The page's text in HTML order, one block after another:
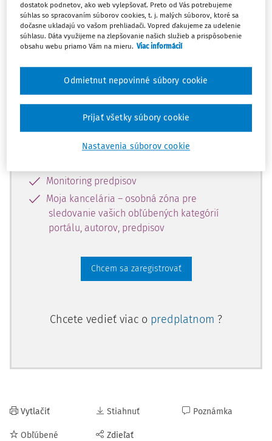
Celý odborný obsah z tejto oblasti je
dostupný predplatiteľom portálu.
obsahu a získajte prístup na 10 dní
zdarma, stačí sa len zaregistrovať.
Vďaka registrácii získate prístup aj k
vybranému obsahu:
Monitoring predpisov
Moja kancelária – osobná zóna pre
sledovanie vašich obľúbených kategórií
portálu, autorov, predpisov
Chcem sa zaregistrovať
Chcete vedieť viac o predplatnom ?
Vytlačiť
Obľúbené
Stiahnuť
Zdieľať
Poznámka
dostatok podnetov, ako web vylepšovať. Preto od Vás potrebujeme
súhlas so spracovaním súborov cookies, t. j. malých súborov, ktoré sa
dočasne ukladajú vo vašom prehliadači. Vopred ďakujeme za udelenie
súhlasu. Dáta využijeme na zlepšovanie našich služieb a prispôsobenie
obsahu webu priamo Vám na mieru. Viac informácií
Nastavenia súborov cookie
Odmietnut nepovinné súbory cookie
Prijať všetky súbory cookie